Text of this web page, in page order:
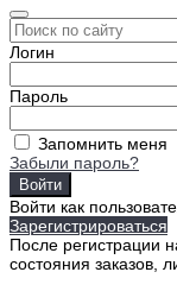
Логин
Пароль
Запомнить меня
Забыли пароль?
Войти как
Зарегистрироваться
После регистрации
состояния заказов,